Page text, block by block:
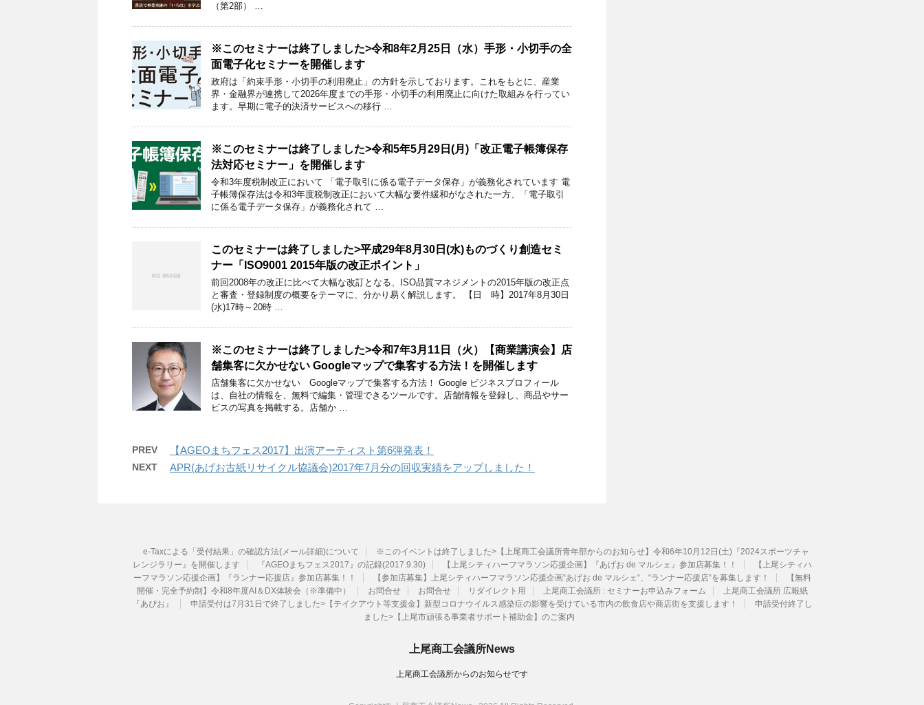
（第2部） …
※このセミナーは終了しました>令和8年2月25日（水）手形・小切手の全
面電子化セミナーを開催します
政府は「約束手形・小切手の利用廃止」の方針を示しております。これをもとに、産業
界・金融界が連携して2026年度までの手形・小切手の利用廃止に向けた取組みを行ってい
ます。早期に電子的決済サービスへの移行 …
※このセミナーは終了しました>令和5年5月29日(月)「改正電子帳簿保存
法対応セミナー」を開催します
令和3年度税制改正において 「電子取引に係る電子データ保存」が義務化されています 電
子帳簿保存法は令和3年度税制改正において大幅な要件緩和がなされた一方、「電子取引
に係る電子データ保存」が義務化されて …
このセミナーは終了しました>平成29年8月30日(水)ものづくり創造セミ
ナー「ISO9001 2015年版の改正ポイント」
前回2008年の改正に比べて大幅な改訂となる、ISO品質マネジメントの2015年版の改正点
と審査・登録制度の概要をテーマに、分かり易く解説します。 【日 時】2017年8月30日
(水)17時～20時 …
※このセミナーは終了しました>令和7年3月11日（火）【商業講演会】店
舗集客に欠かせない Googleマップで集客する方法！を開催します
店舗集客に欠かせない Googleマップで集客する方法！ Google ビジネスプロフィール
は、自社の情報を、無料で編集・管理できるツールです。店舗情報を登録し、商品やサー
ビスの写真を掲載する。店舗か …
PREV 【AGEOまちフェス2017】出演アーティスト第6弾発表！
NEXT APR(あげお古紙リサイクル協議会)2017年7月分の回収実績をアップしました！
e-Taxによる「受付結果」の確認方法(メール詳細)について
※このイベントは終了しました>【上尾商工会議所青年部からのお知らせ】令和6年10月12日(土)『2024スポーツチャ
レンジラリー』を開催します
『AGEOまちフェス2017』の記録(2017.9.30) 【上尾シティハーフマラソン応援企画】『あげお de マルシェ』参加店募集！！
【上尾シティハ
ーフマラソン応援企画】『ランナー応援店』参加店募集！！
【参加店募集】上尾シティハーフマラソン応援企画“あげお de マルシェ“、“ランナー応援店“を募集します！
【無料
開催・完全予約制】令和8年度AI＆DX体験会（※準備中）
お問合せ お問合せ リダイレクト用 上尾商工会議所 : セミナーお申込みフォーム
上尾商工会議所 広報紙
『あぴお』
申請受付は7月31日で終了しました>【テイクアウト等支援金】新型コロナウイルス感染症の影響を受けている市内の飲食店や商店街を支援します！
申請受付終了し
ました>【上尾市頑張る事業者サポート補助金】のご案内
上尾商工会議所News
上尾商工会議所からのお知らせです